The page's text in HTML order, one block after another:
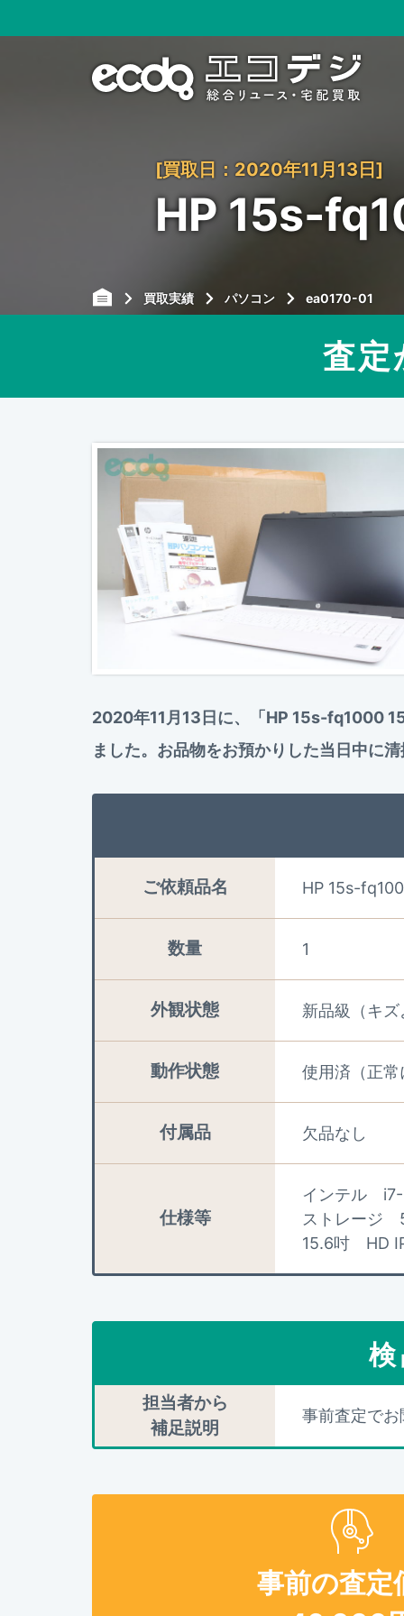
[買取日：2020年11月13日]
HP 15s-
買取実績 パソコン ea0170-01
査定
2020年11月13日に、「HP 15s-fq1000
ました。お品物をお預かりした当日中に
ご依頼品名 HP 15s-
数量 1
外観状態 新品級（キズ
動作状態 使用済（正常
付属品 欠品なし
仕様等
インテル i7-
ストレージ
15.6吋 HD
担当者から
補足説明
事前査定でお
事前の査定